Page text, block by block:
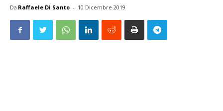
Da Raffaele Di Santo - 10 Dicembre 2019